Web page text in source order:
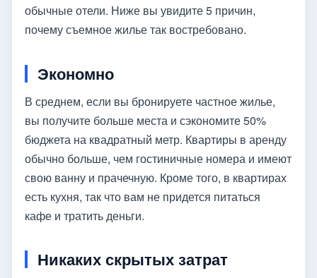
обычные отели. Ниже вы увидите 5 причин,
почему съемное жилье так востребовано.
Экономно
В среднем, если вы бронируете частное жилье,
вы получите больше места и сэкономите 50%
бюджета на квадратный метр. Квартиры в аренду
обычно больше, чем гостиничные номера и имеют
свою ванну и прачечную. Кроме того, в квартирах
есть кухня, так что вам не придется питаться
кафе и тратить деньги.
Никаких скрытых затрат